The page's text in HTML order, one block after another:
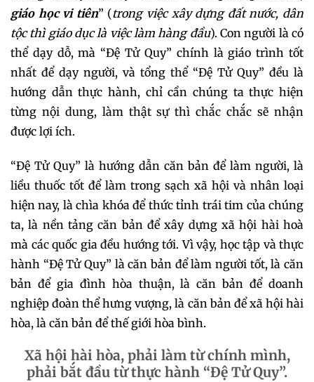
giáo học vi tiên” (trong việc xây dựng đất nước, dân
tộc thì giáo dục là việc làm hàng đầu). Con người là có
thể dạy dỗ, mà “Đệ Tử Quy” chính là giáo trình tốt
nhất để dạy người, và tổng thể “Đệ Tử Quy” đều là
hướng dẫn thực hành, chỉ cần chúng ta thực hiện
từng nội dung, làm thật sự thì chắc chắc sẽ nhận
được lợi ích.
“Đệ Tử Quy” là hướng dẫn căn bản để làm người, là
liều thuốc tốt để làm trong sạch xã hội và nhân loại
hiện nay, là chìa khóa để thức tỉnh trái tim của chúng
ta, là nền tảng căn bản để xây dựng xã hội hài hoà
mà các quốc gia đều hướng tới. Vì vậy, học tập và thực
hành “Đệ Tử Quy” là căn bản để làm người tốt, là căn
bản để gia đình hòa thuận, là căn bản để doanh
nghiệp đoàn thể hưng vượng, là căn bản để xã hội hài
hòa, là căn bản để thế giới hòa bình.
Xã hội hài hòa, phải làm từ chính mình,
phải bắt đầu từ thực hành “Đệ Tử Quy”.